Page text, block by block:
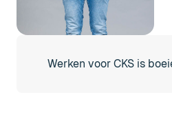
uitdagend.